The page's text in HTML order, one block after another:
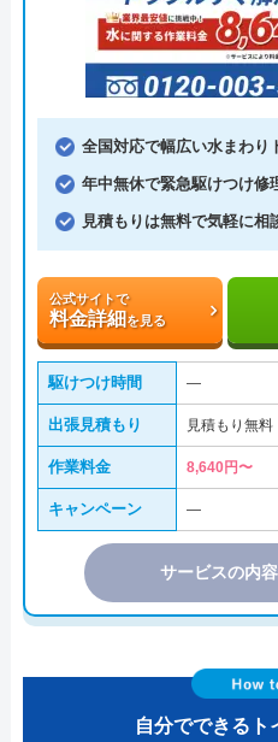
全国対応で幅広い水まわり
年中無休で緊急駆けつけ修
見積もりは無料で気軽に相
公式サイトで
料金詳細を見る
駆けつけ時間 ―
出張見積もり 見積もり無料
作業料金 8,640円〜
キャンペーン ―
サービスの内
自分でできるト